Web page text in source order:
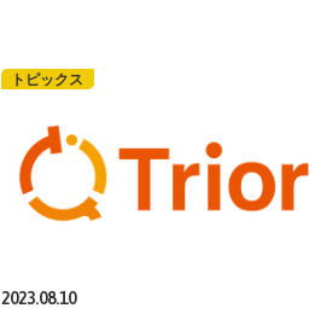
2023.08.10
トピックス